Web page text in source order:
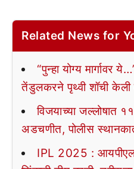
Related News for
“पुन्हा योग्य मार्गावर
तेंडुलकरने पृथ्वी शॉची
विजयाच्या जल्लोषात
अडचणीत, पोलीस
IPL 2025 : आयपीएल